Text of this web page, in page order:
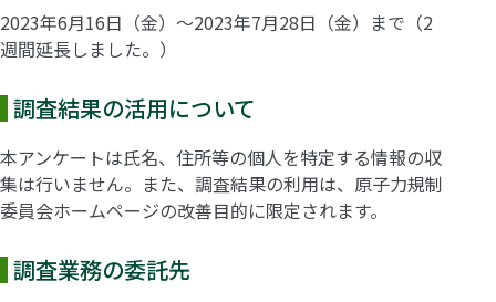
2023年6月16日（金）～2023年7月28日（金）まで（2
週間延長しました。）
調査結果の活用について
本アンケートは氏名、住所等の個人を特定する情報の収
集は行いません。また、調査結果の利用は、原子力規制
委員会ホームページの改善目的に限定されます。
調査業務の委託先